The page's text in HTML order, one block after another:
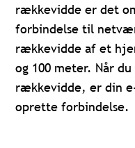
rækkevidde er det
forbindelse til
rækkevidde af et
og 100 meter. Når
rækkevidde, er din
oprette forbindelse.